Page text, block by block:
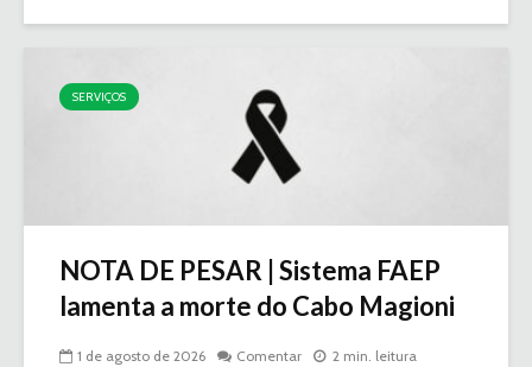
SERVIÇOS
NOTA DE PESAR | Sistema FAEP
lamenta a morte do Cabo Magioni
1 de agosto de 2026 Comentar 2 min. leitura